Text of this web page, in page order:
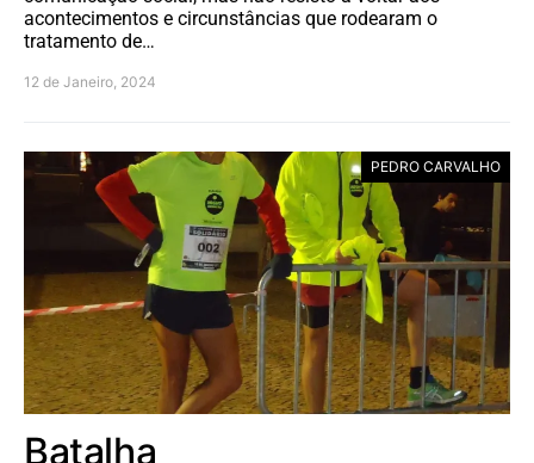
acontecimentos e circunstâncias que rodearam o
tratamento de…
12 de Janeiro, 2024
PEDRO CARVALHO
Batalha